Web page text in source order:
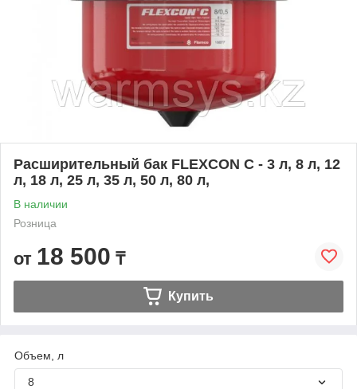
Расширительный бак FLEXCON C - 3 л, 8 л, 12
л, 18 л, 25 л, 35 л, 50 л, 80 л,
В наличии
Розница
от 18 500 ₸
Купить
Объем, л
8